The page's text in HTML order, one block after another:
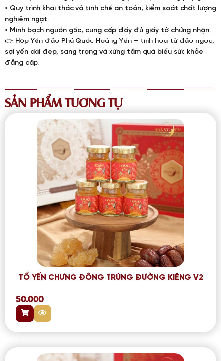
• Quy trình khai thác và tinh chế an toàn, kiểm soát chất lượng
nghiêm ngặt.
• Minh bạch nguồn gốc, cung cấp đầy đủ giấy tờ chứng nhận.
👉 Hộp Yến đảo Phú Quốc Hoàng Yến – tinh hoa từ đảo ngọc,
sợi yến dài đẹp, sang trọng và xứng tầm quà biếu sức khỏe
đẳng cấp.
SẢN PHẨM TƯƠNG TỰ
TỔ YẾN CHƯNG ĐÔNG TRÙNG ĐƯỜNG KIÊNG V2
50.000